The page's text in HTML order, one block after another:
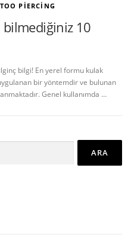
PIERCING
bilmediğiniz 10
bilgi! En yerel formu kulak
bir yöntemdir ve bulunan
Genel kullanımda …